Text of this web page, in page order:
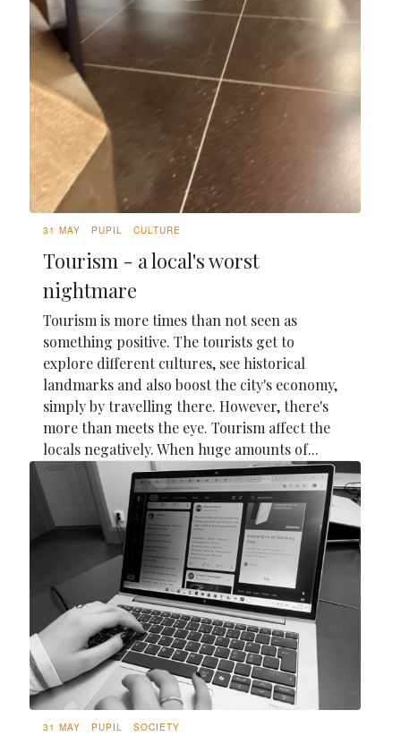
31 MAY PUPIL CULTURE
Tourism - a local's worst
nightmare
Tourism is more times than not seen as
something positive. The tourists get to
explore different cultures, see historical
landmarks and also boost the city's economy,
simply by travelling there. However, there's
more than meets the eye. Tourism affect the
locals negatively. When huge amounts of...
31 MAY PUPIL SOCIETY